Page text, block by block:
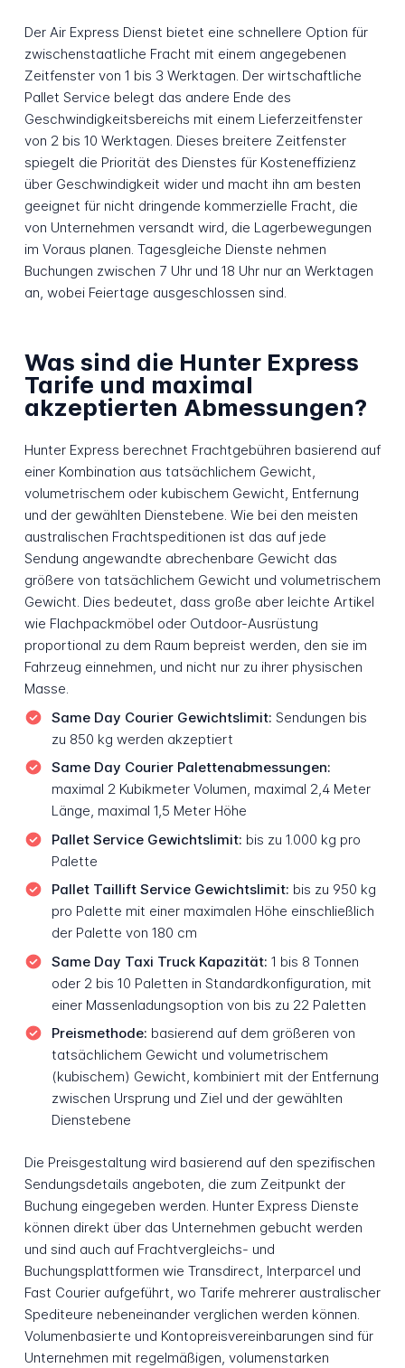
Der Air Express Dienst bietet eine schnellere Option für
zwischenstaatliche Fracht mit einem angegebenen
Zeitfenster von 1 bis 3 Werktagen. Der wirtschaftliche
Pallet Service belegt das andere Ende des
Geschwindigkeitsbereichs mit einem Lieferzeitfenster
von 2 bis 10 Werktagen. Dieses breitere Zeitfenster
spiegelt die Priorität des Dienstes für Kosteneffizienz
über Geschwindigkeit wider und macht ihn am besten
geeignet für nicht dringende kommerzielle Fracht, die
von Unternehmen versandt wird, die Lagerbewegungen
im Voraus planen. Tagesgleiche Dienste nehmen
Buchungen zwischen 7 Uhr und 18 Uhr nur an Werktagen
an, wobei Feiertage ausgeschlossen sind.
Was sind die Hunter Express
Tarife und maximal
akzeptierten Abmessungen?
Hunter Express berechnet Frachtgebühren basierend auf
einer Kombination aus tatsächlichem Gewicht,
volumetrischem oder kubischem Gewicht, Entfernung
und der gewählten Dienstebene. Wie bei den meisten
australischen Frachtspeditionen ist das auf jede
Sendung angewandte abrechenbare Gewicht das
größere von tatsächlichem Gewicht und volumetrischem
Gewicht. Dies bedeutet, dass große aber leichte Artikel
wie Flachpackmöbel oder Outdoor-Ausrüstung
proportional zu dem Raum bepreist werden, den sie im
Fahrzeug einnehmen, und nicht nur zu ihrer physischen
Masse.
Same Day Courier Gewichtslimit: Sendungen bis
zu 850 kg werden akzeptiert
Same Day Courier Palettenabmessungen:
maximal 2 Kubikmeter Volumen, maximal 2,4 Meter
Länge, maximal 1,5 Meter Höhe
Pallet Service Gewichtslimit: bis zu 1.000 kg pro
Palette
Pallet Taillift Service Gewichtslimit: bis zu 950 kg
pro Palette mit einer maximalen Höhe einschließlich
der Palette von 180 cm
Same Day Taxi Truck Kapazität: 1 bis 8 Tonnen
oder 2 bis 10 Paletten in Standardkonfiguration, mit
einer Massenladungsoption von bis zu 22 Paletten
Preismethode: basierend auf dem größeren von
tatsächlichem Gewicht und volumetrischem
(kubischem) Gewicht, kombiniert mit der Entfernung
zwischen Ursprung und Ziel und der gewählten
Dienstebene
Die Preisgestaltung wird basierend auf den spezifischen
Sendungsdetails angeboten, die zum Zeitpunkt der
Buchung eingegeben werden. Hunter Express Dienste
können direkt über das Unternehmen gebucht werden
und sind auch auf Frachtvergleichs- und
Buchungsplattformen wie Transdirect, Interparcel und
Fast Courier aufgeführt, wo Tarife mehrerer australischer
Spediteure nebeneinander verglichen werden können.
Volumenbasierte und Kontopreisvereinbarungen sind für
Unternehmen mit regelmäßigen, volumenstarken